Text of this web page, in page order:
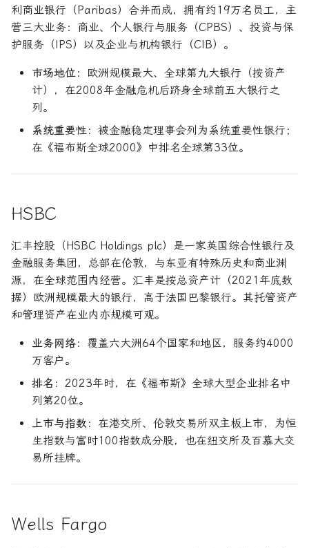
利商业银行（Paribas）合并而成，拥有约19万名员工，主
营三大业务：商业、个人银行与服务（CPBS）、投资与保
护服务（IPS）以及企业与机构银行（CIB）。
市场地位 ：欧洲规模最大、全球第九大银行（按资产
计），在2008年金融危机后跻身全球前五大银行之
列。
系统重要性 ：被金融稳定理事会列为系统重要性银行；
在《福布斯全球2000》中排名全球第33位。
HSBC
汇丰控股（HSBC Holdings plc）是一家英国综合性银行及
金融服务集团，总部在伦敦，与东亚有特殊历史和商业渊
源，在全球范围内经营。汇丰是按总资产计（2021年底数
据）欧洲规模最大的银行，高于法国巴黎银行。其托管资产
和管理资产在业内亦规模可观。
业务网络：覆盖六大洲64个国家和地区，服务约4000
万客户。
排名 ：2023年时，在《福布斯》全球大型企业排名中
列第20位。
上市与指数 ：在港交所、伦敦交易所双主板上市，为恒
生指数与富时100指数成分股，也在纽交所及百慕大交
易所挂牌。
Wells Fargo